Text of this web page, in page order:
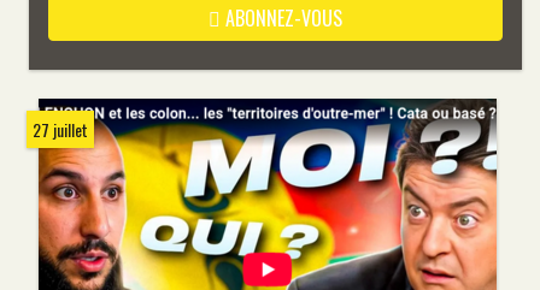
ABONNEZ-VOUS
27 juillet